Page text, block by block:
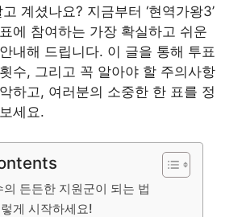
계셨나요? 지금부터 ‘현역가왕3’
에 참여하는 가장 확실하고 쉬운
내해 드립니다. 이 글을 통해 투표
수, 그리고 꼭 알아야 할 주의사항
하고, 여러분의 소중한 한 표를 정
세요.
든든한 지원군이 되는 법
게 시작하세요!